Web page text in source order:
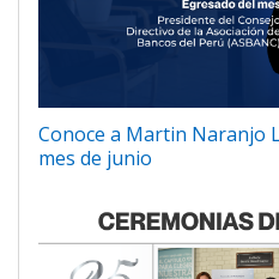
Conoce a Martin Naranjo
mes de junio